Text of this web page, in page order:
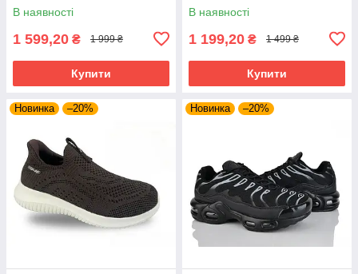
В наявності
1 599,20 ₴ 1 999 ₴
Купити
В наявності
1 199,20 ₴ 1 499 ₴
Купити
Новинка –20% Новинка –20%